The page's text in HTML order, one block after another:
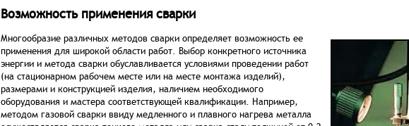
Возможность применения сварки
Многообразие различных методов сварки определяет возможность ее
применения для широкой области работ. Выбор конкретного источника
энергии и метода сварки обуславливается условиями проведении работ
(на стационарном рабочем месте или на месте монтажа изделий),
размерами и конструкцией изделия, наличием необходимого
оборудования и мастера соответствующей квалификации. Например,
методом газовой сварки ввиду медленного и плавного нагрева металла